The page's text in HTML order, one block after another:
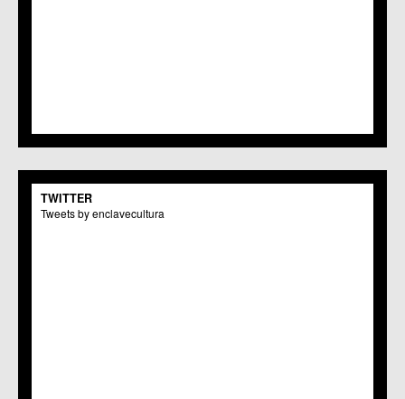
TWITTER
Tweets by enclavecultura